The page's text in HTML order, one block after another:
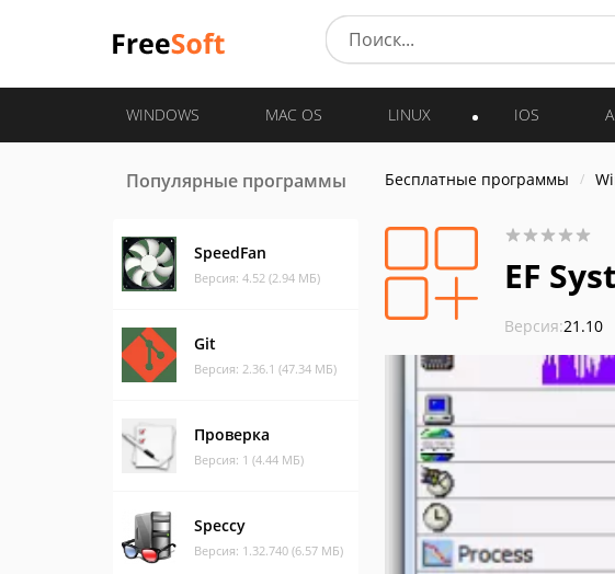
WINDOWS MAC OS LINUX IOS
Популярные программы
SpeedFan
Версия: 4.52 (2.94 МБ)
Git
Версия: 2.36.1 (47.34 МБ)
Проверка
Версия: 1 (4.44 МБ)
Speccy
Версия: 1.32.740 (6.57 МБ)
Бесплатные программы
EF
Версия:21.10